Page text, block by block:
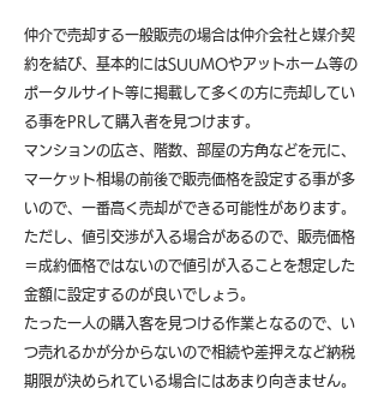
仲介で売却する一般販売の場合は仲介会社と媒介契
約を結び、基本的にはSUUMOやアットホーム等の
ポータルサイト等に掲載して多くの方に売却してい
る事をPRして購入者を見つけます。
マンションの広さ、階数、部屋の方角などを元に、
マーケット相場の前後で販売価格を設定する事が多
いので、一番高く売却ができる可能性があります。
ただし、値引交渉が入る場合があるので、販売価格
＝成約価格ではないので値引が入ることを想定した
金額に設定するのが良いでしょう。
たった一人の購入客を見つける作業となるので、い
つ売れるかが分からないので相続や差押えなど納税
期限が決められている場合にはあまり向きません。